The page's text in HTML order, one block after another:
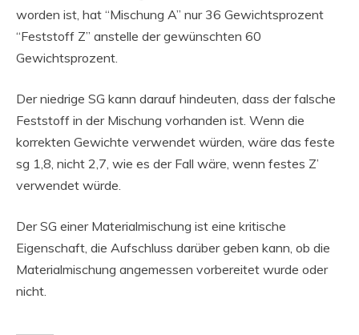
worden ist, hat “Mischung A” nur 36 Gewichtsprozent
“Feststoff Z” anstelle der gewünschten 60
Gewichtsprozent.
Der niedrige SG kann darauf hindeuten, dass der falsche
Feststoff in der Mischung vorhanden ist. Wenn die
korrekten Gewichte verwendet würden, wäre das feste
sg 1,8, nicht 2,7, wie es der Fall wäre, wenn festes Z’
verwendet würde.
Der SG einer Materialmischung ist eine kritische
Eigenschaft, die Aufschluss darüber geben kann, ob die
Materialmischung angemessen vorbereitet wurde oder
nicht.